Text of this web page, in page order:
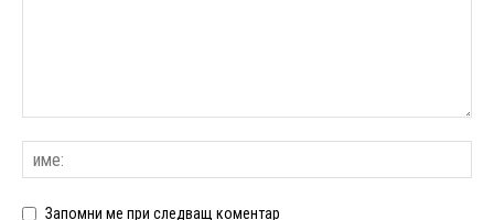
Запомни ме при следващ коментар